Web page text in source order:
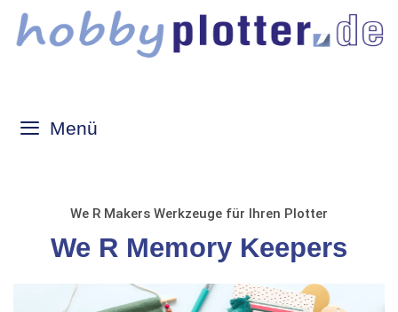
Zum
Inhalt
Menü
We R Makers Werkzeuge für Ihren Plotter
We R Memory Keepers